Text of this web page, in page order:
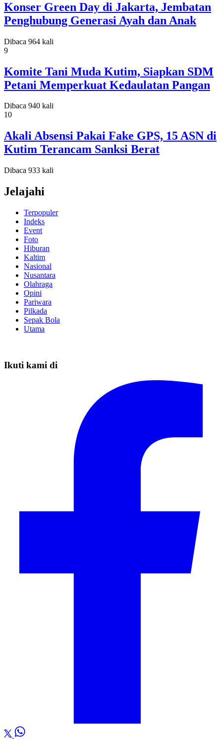
Konser Green Day di Jakarta, Jembatan
Penghubung Generasi Ayah dan Anak
Dibaca 964 kali
9
Komite Tani Muda Kutim, Siapkan SDM
Petani Memperkuat Kedaulatan Pangan
Dibaca 940 kali
10
Akali Absensi Pakai Fake GPS, 15 ASN di
Kutim Terancam Sanksi Berat
Dibaca 933 kali
Jelajahi
Terpopuler
Indeks
Event
Foto
Hiburan
Kaltim
Nasional
Nusantara
Olahraga
Opini
Pariwara
Pilkada
Sepak Bola
Utama
Ikuti kami di